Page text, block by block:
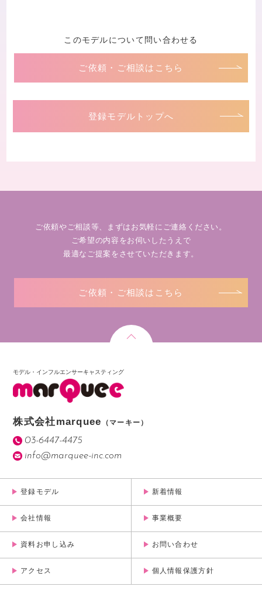
このモデルについて問い合わせる
ご依頼・ご相談はこちら
登録モデルトップへ
ご依頼やご相談等、まずはお気軽にご連絡ください。
ご希望の内容をお伺いしたうえで
最適なご提案をさせていただきます。
ご依頼・ご相談はこちら
モデル・インフルエンサーキャスティング
株式会社marquee （マーキー）
03-6447-4475
info@marquee-inc.com
登録モデル 新着情報
会社情報 事業概要
資料お申し込み お問い合わせ
アクセス 個人情報保護方針